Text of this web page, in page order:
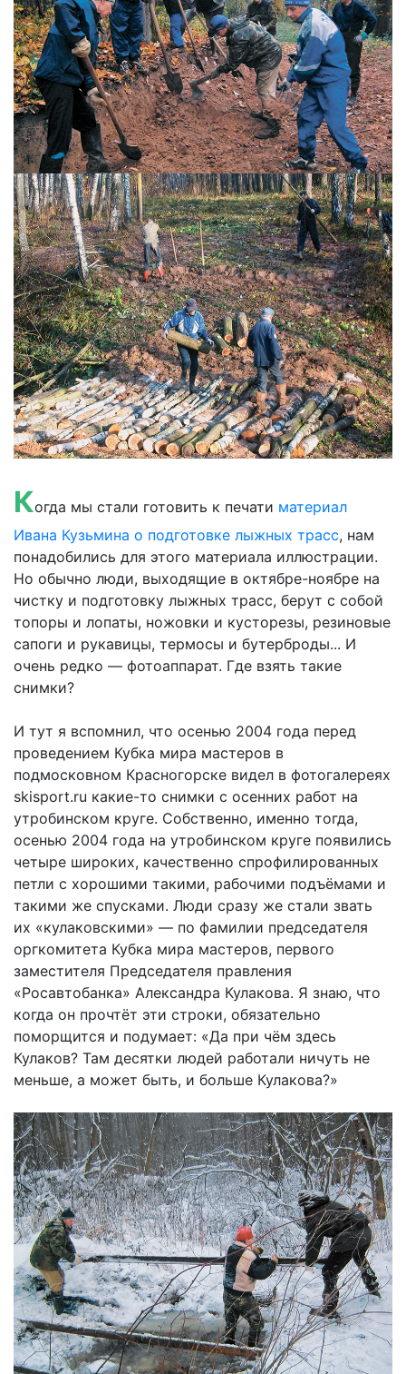
Когда мы стали готовить к печати материал
Ивана Кузьмина о подготовке лыжных трасс, нам
понадобились для этого материала иллюстрации.
Но обычно люди, выходящие в октябре-ноябре на
чистку и подготовку лыжных трасс, берут с собой
топоры и лопаты, ножовки и кусторезы, резиновые
сапоги и рукавицы, термосы и бутерброды... И
очень редко — фотоаппарат. Где взять такие
снимки?
И тут я вспомнил, что осенью 2004 года перед
проведением Кубка мира мастеров в
подмосковном Красногорске видел в фотогалереях
skisport.ru какие-то снимки с осенних работ на
утробинском круге. Собственно, именно тогда,
осенью 2004 года на утробинском круге появились
четыре широких, качественно спрофилированных
петли с хорошими такими, рабочими подъёмами и
такими же спусками. Люди сразу же стали звать
их «кулаковскими» — по фамилии председателя
оргкомитета Кубка мира мастеров, первого
заместителя Председателя правления
«Росавтобанка» Александра Кулакова. Я знаю, что
когда он прочтёт эти строки, обязательно
поморщится и подумает: «Да при чём здесь
Кулаков? Там десятки людей работали ничуть не
меньше, а может быть, и больше Кулакова?»